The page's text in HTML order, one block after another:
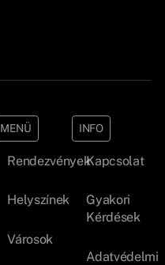
MENÜ
Rendezvények
Helyszínek
Városok
INFO
Kapcsolat
Gyakori
Kérdések
Adatvédelmi